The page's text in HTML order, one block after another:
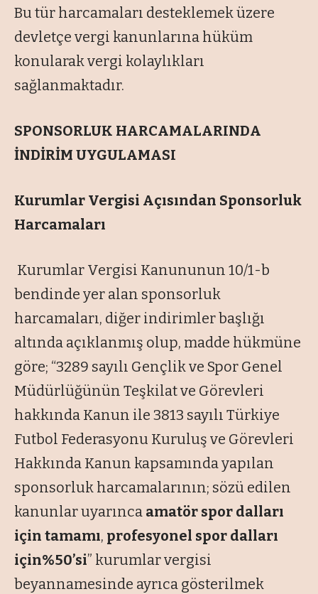
Bu tür harcamaları desteklemek üzere
devletçe vergi kanunlarına hüküm
konularak vergi kolaylıkları
sağlanmaktadır.
SPONSORLUK HARCAMALARINDA
İNDİRİM UYGULAMASI
Kurumlar Vergisi Açısından Sponsorluk
Harcamaları
Kurumlar Vergisi Kanununun 10/1-b
bendinde yer alan sponsorluk
harcamaları, diğer indirimler başlığı
altında açıklanmış olup, madde hükmüne
göre; “3289 sayılı Gençlik ve Spor Genel
Müdürlüğünün Teşkilat ve Görevleri
hakkında Kanun ile 3813 sayılı Türkiye
Futbol Federasyonu Kuruluş ve Görevleri
Hakkında Kanun kapsamında yapılan
sponsorluk harcamalarının; sözü edilen
kanunlar uyarınca amatör spor dalları
için tamamı, profesyonel spor dalları
için%50’si” kurumlar vergisi
beyannamesinde ayrıca gösterilmek